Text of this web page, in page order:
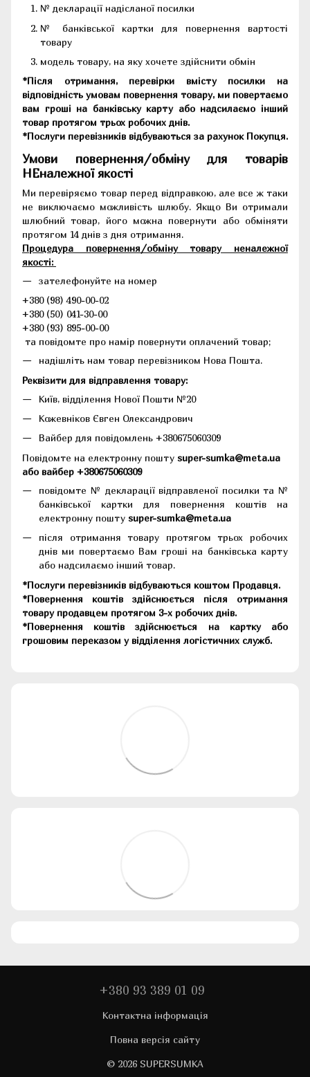
№ декларації надісланої посилки
№ банківської картки для повернення вартості
товару
модель товару, на яку хочете здійснити обмін
*Після отримання, перевірки вмісту посилки на
відповідність умовам повернення товару, ми повертаємо
вам гроші на банківську карту або надсилаємо інший
товар протягом трьох робочих днів.
*Послуги перевізників відбуваються за рахунок Покупця.
Умови повернення/обміну для товарів
НЕналежної якості
Ми перевіряємо товар перед відправкою, але все ж таки
не виключаємо можливість шлюбу. Якщо Ви отримали
шлюбний товар, його можна повернути або обміняти
протягом 14 днів з дня отримання.
Процедура повернення/обміну товару неналежної
якості:
зателефонуйте на номер
+380 (98) 490-00-02
+380 (50) 041-30-00
+380 (93) 895-00-00
та повідомте про намір повернути оплачений товар;
надішліть нам товар перевізником Нова Пошта.
Реквізити для відправлення товару:
Київ, відділення Нової Пошти №20
Кожевніков Євген Олександрович
Вайбер для повідомлень +380675060309
Повідомте на електронну пошту super-sumka@meta.ua
або вайбер +380675060309
повідомте № декларації відправленої посилки та №
банківської картки для повернення коштів на
електронну пошту super-sumka@meta.ua
після отримання товару протягом трьох робочих
днів ми повертаємо Вам гроші на банківська карту
або надсилаємо інший товар.
*Послуги перевізників відбуваються коштом Продавця.
*Повернення коштів здійснюється після отримання
товару продавцем протягом 3-х робочих днів.
*Повернення коштів здійснюється на картку або
грошовим переказом у відділення логістичних служб.
+380 93 389 01 09
Контактна інформація
Повна версія сайту
© 2026 SUPERSUMKA